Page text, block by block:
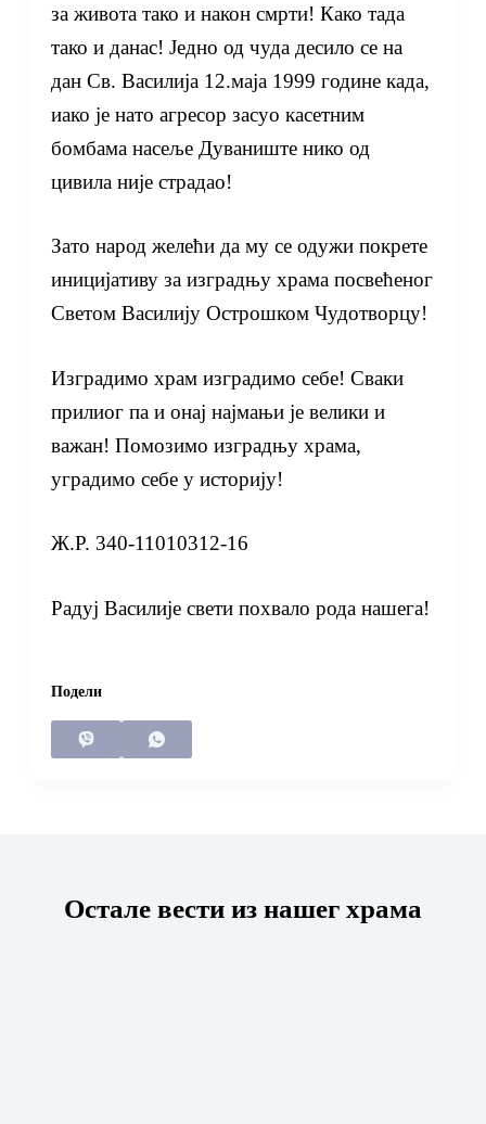
за живота тако и након смрти! Како тада
тако и данас! Једно од чуда десило се на
дан Св. Василија 12.маја 1999 године када,
иако је нато агресор засуо касетним
бомбама насеље Дуваниште нико од
цивила није страдао!
Зато народ желећи да му се одужи покрете
иницијативу за изградњу храма посвећеног
Светом Василију Острошком Чудотворцу!
Изградимо храм изградимо себе! Сваки
прилиог па и онај најмањи је велики и
важан! Помозимо изградњу храма,
уградимо себе у историју!
Ж.Р. 340-11010312-16
Радуј Василије свети похвало рода нашега!
Подели
Остале вести из нашег храма